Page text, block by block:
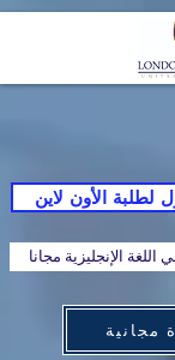
لطلبة الأون لاين
الإنجليزية مجانا
مجانية